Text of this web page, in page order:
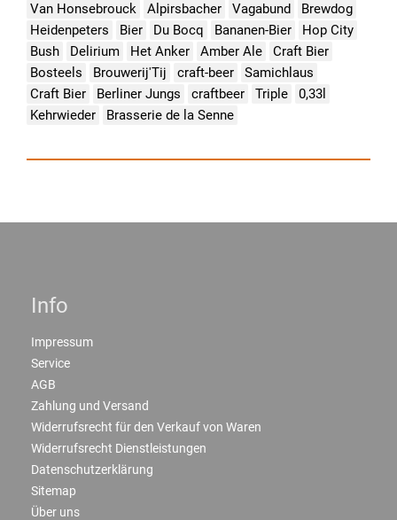
Van Honsebrouck
Alpirsbacher Vagabund
Brewdog
Heidenpeters
Bier Du Bocq Bananen-Bier
Hop City
Bush
Delirium Het Anker Amber Ale
Craft Bier
Bosteels
Brouwerij'Tij craft-beer
Samichlaus
Craft Bier
Berliner Jungs craftbeer Triple
0,33l
Kehrwieder
Brasserie de la Senne
Info
Impressum
Service
AGB
Zahlung und Versand
Widerrufsrecht für den Verkauf von Waren
Widerrufsrecht Dienstleistungen
Datenschutzerklärung
Sitemap
Über uns